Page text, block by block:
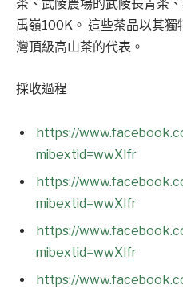
茶、武陵農場的武陵長青茶
禹嶺100K。 這些茶品以其
灣頂級高山茶的代表。
採收過程
https://
mibextid=wwXIfr
https://
mibextid=wwXIfr
https://
mibextid=wwXIfr
https://